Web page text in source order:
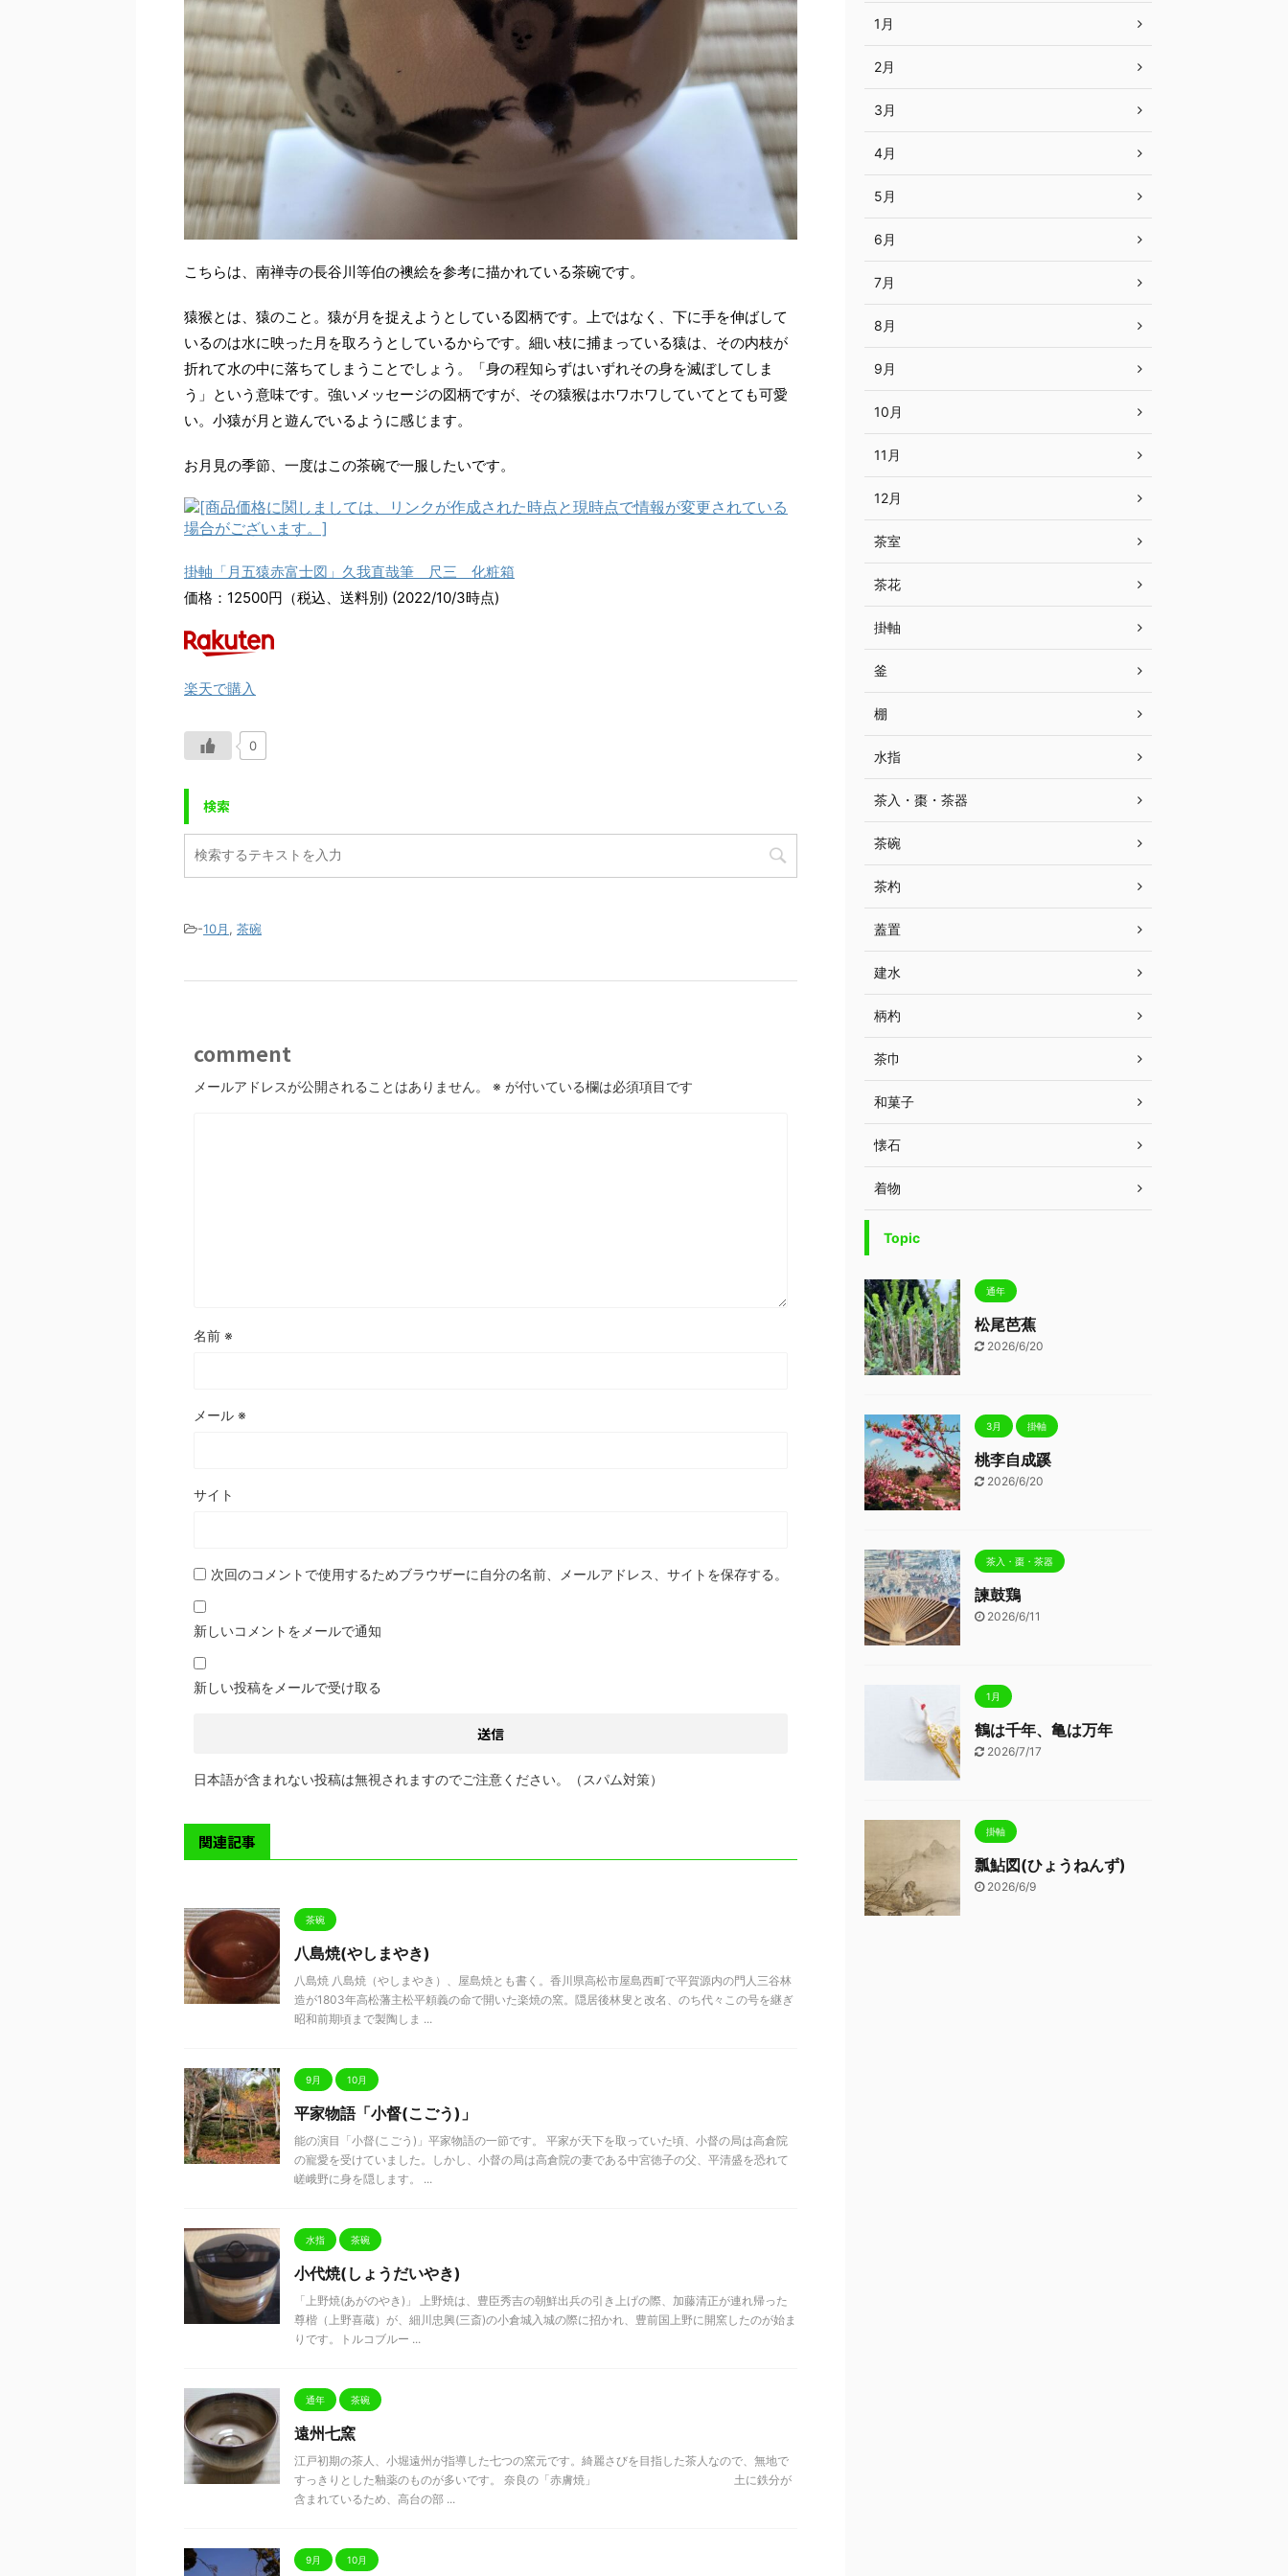
こちらは、南禅寺の長谷川等伯の襖絵を参考に描かれている茶碗です。
猿猴とは、猿のこと。猿が月を捉えようとしている図柄です。上ではなく、下に手を伸ばして
いるのは水に映った月を取ろうとしているからです。細い枝に捕まっている猿は、その内枝が
折れて水の中に落ちてしまうことでしょう。「身の程知らずはいずれその身を滅ぼしてしま
う」という意味です。強いメッセージの図柄ですが、その猿猴はホワホワしていてとても可愛
い。小猿が月と遊んでいるように感じます。
お月見の季節、一度はこの茶碗で一服したいです。
掛軸「月五猿赤富士図」久我直哉筆 尺三 化粧箱
価格：12500円（税込、送料別) (2022/10/3時点)
楽天で購入
0
検索
-10月 , 茶碗
comment
メールアドレスが公開されることはありません。 ※ が付いている欄は必須項目です
名前 ※
メール ※
サイト
次回のコメントで使用するためブラウザーに自分の名前、メールアドレス、サイトを保存する。
新しいコメントをメールで通知
新しい投稿をメールで受け取る
日本語が含まれない投稿は無視されますのでご注意ください。（スパム対策）
関連記事
茶碗
八島焼(やしまやき)
八島焼 八島焼（やしまやき）、屋島焼とも書く。香川県高松市屋島西町で平賀源内の門人三谷林
造が1803年高松藩主松平頼義の命で開いた楽焼の窯。隠居後林叟と改名、のち代々この号を継ぎ
昭和前期頃まで製陶しま ...
9月 10月
平家物語「小督(こごう)」
能の演目「小督(こごう)」平家物語の一節です。 平家が天下を取っていた頃、小督の局は高倉院
の寵愛を受けていました。しかし、小督の局は高倉院の妻である中宮徳子の父、平清盛を恐れて
嵯峨野に身を隠します。 ...
水指 茶碗
小代焼(しょうだいやき)
「上野焼(あがのやき)」 上野焼は、豊臣秀吉の朝鮮出兵の引き上げの際、加藤清正が連れ帰った
尊楷（上野喜蔵）が、細川忠興(三斎)の小倉城入城の際に招かれ、豊前国上野に開窯したのが始ま
りです。トルコブルー ...
通年 茶碗
遠州七窯
江戸初期の茶人、小堀遠州が指導した七つの窯元です。綺麗さびを目指した茶人なので、無地で
すっきりとした釉薬のものが多いです。 奈良の「赤膚焼」 土に鉄分が
含まれているため、高台の部 ...
9月 10月
1月
2月
3月
4月
5月
6月
7月
8月
9月
10月
11月
12月
茶室
茶花
掛軸
釜
棚
水指
茶入・棗・茶器
茶碗
茶杓
蓋置
建水
柄杓
茶巾
和菓子
懐石
着物
Topic
通年
松尾芭蕉
2026/6/20
3月 掛軸
桃李自成蹊
2026/6/20
茶入・棗・茶器
諫鼓鶏
2026/6/11
1月
鶴は千年、亀は万年
2026/7/17
掛軸
瓢鮎図(ひょうねんず)
2026/6/9